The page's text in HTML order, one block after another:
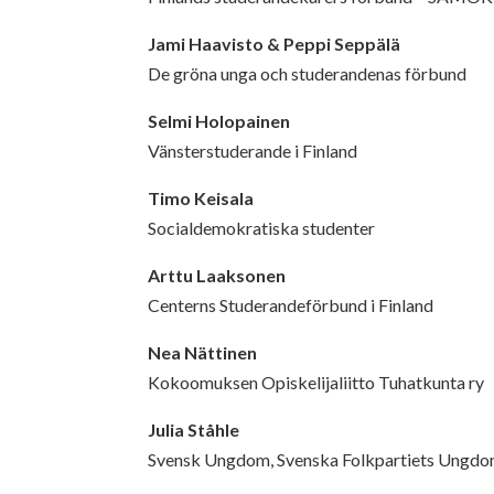
Jami Haavisto & Peppi Seppälä
De gröna unga och studerandenas förbund
Selmi Holopainen
Vänsterstuderande i Finland
Timo Keisala
Socialdemokratiska studenter
Arttu Laaksonen
Centerns Studerandeförbund i Finland
Nea Nättinen
Kokoomuksen Opiskelijaliitto Tuhatkunta ry
Julia Ståhle
Svensk Ungdom, Svenska Folkpartiets